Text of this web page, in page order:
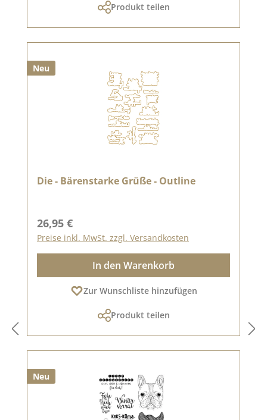
Produkt teilen
Neu
Die - Bärenstarke Grüße - Outline
Regulärer Preis:
26,95 €
Preise inkl. MwSt. zzgl. Versandkosten
In den Warenkorb
Zur Wunschliste hinzufügen
Produkt teilen
Neu